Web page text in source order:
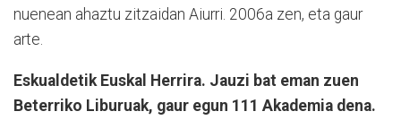
nuenean ahaztu zitzaidan Aiurri. 2006a zen, eta gaur
arte.
Eskualdetik Euskal Herrira. Jauzi bat eman zuen
Beterriko Liburuak, gaur egun 111 Akademia dena.